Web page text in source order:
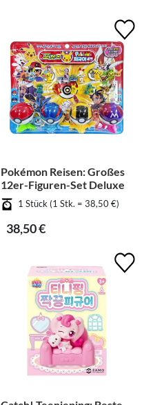
Pokémon Reisen: Großes
12er-Figuren-Set Deluxe
1 Stück (1 Stk. = 38,50 €)
38,50 €